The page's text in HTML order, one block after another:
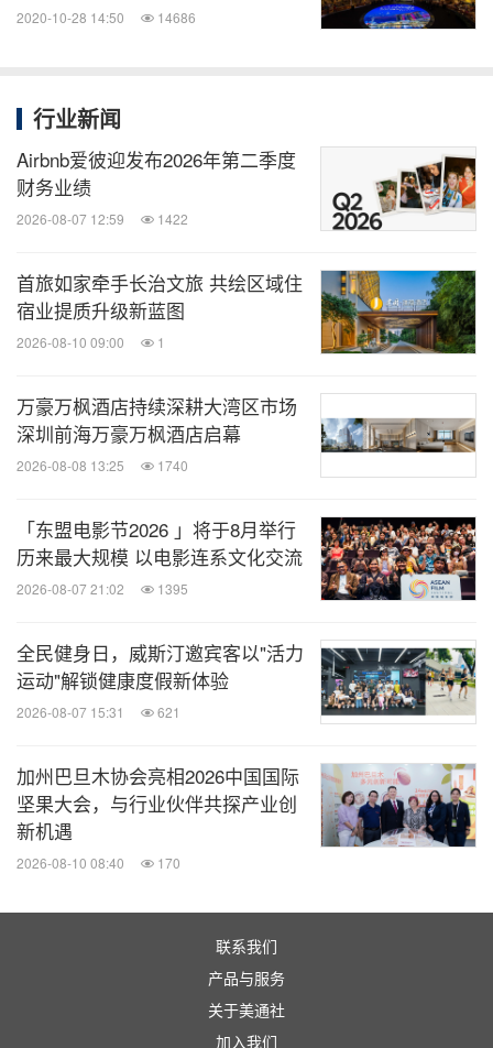
2月24日典礼节目亮点
下载高清照片：
点击此链接
关于新加坡滨海湾金沙
的商业，休闲，兼娱乐目的
地。它设有宽敞变通的会议展览设施，超过2,500间
豪华酒店客房与套房，壮观的金沙空中花园，亚洲最
杰出的购物商城之一
丰富馆藏展览，更让人流连忘返。欲了解更多详情，
请浏览www.marinabaysands.com 。
滨海湾金沙媒体垂询：
符之勉 / +65 9007 6668 /
zimin.foo@marinabaysand
黄云珊 / +65 8468 7015 /erica.ng@marinabaysand
s.com
消息来源：Marina Bay Sands
2020-10-28 14:50 14686
行业新闻
Airbnb爱彼迎发布2026年第二季度
财务业绩
2026-08-07 12:59 1422
首旅如家牵手长治文旅 共绘区域住
宿业提质升级新蓝图
2026-08-10 09:00 1
万豪万枫酒店持续深耕大湾区市场
深圳前海万豪万枫酒店启幕
2026-08-08 13:25 1740
「东盟电影节2026 」将于8月举行
历来最大规模 以电影连系文化交流
2026-08-07 21:02 1395
全民健身日，威斯汀邀宾客以"活力
运动"解锁健康度假新体验
2026-08-07 15:31 621
加州巴旦木协会亮相2026中国国际
坚果大会，与行业伙伴共探产业创
新机遇
2026-08-10 08:40 170
联系我们
产品与服务
关于美通社
加入我们